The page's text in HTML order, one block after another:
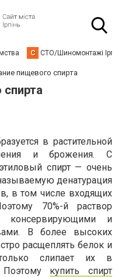
С СТО/Шиномонтажі
пищевого спирта
в растительной
и брожения. С
спирт — очень
денатурация
в том числе входящих
70%-й раствор
консервирующими и
В более высоких
расщеплять белок и
слипает их в
Поэтому купить спирт